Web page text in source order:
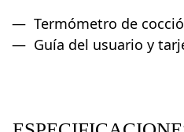
Termómetro de
Guía del usuario y